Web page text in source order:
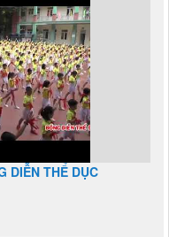
DIỄN THỂ DỤC